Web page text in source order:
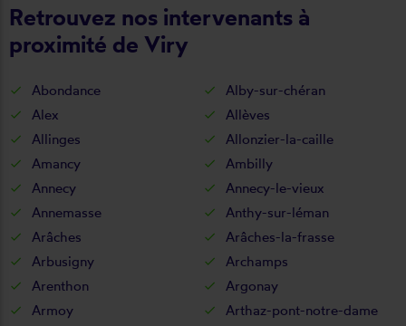
de la pose je recommande ????
Retrouvez nos intervenants à
proximité de Viry
Abondance
Alby-sur-chéran
Alex
Allèves
Allinges
Allonzier-la-caille
Amancy
Ambilly
Annecy
Annecy-le-vieux
Annemasse
Anthy-sur-léman
Arâches
Arâches-la-frasse
Arbusigny
Archamps
Arenthon
Argonay
Armoy
Arthaz-pont-notre-dame